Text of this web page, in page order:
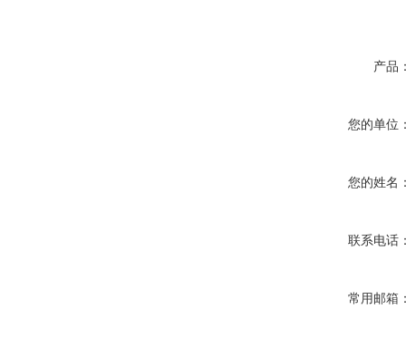
产品
您的单位
您的姓名
联系电话
常用邮箱